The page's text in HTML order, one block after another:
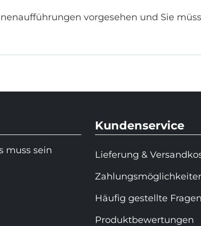
vorgesehen und Sie
muss sein
Kundenservice
Lieferung &
Häufig gestellte Fragen
Produktbewertungen